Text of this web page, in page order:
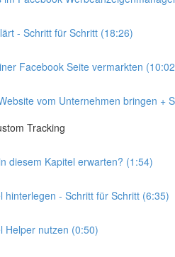
- Schritt für Schritt (18:26)
Facebook Seite vermarkten
vom Unternehmen bringen +
Tracking
diesem Kapitel erwarten? (1:54)
hinterlegen - Schritt für Schritt (6:35)
Helper nutzen (0:50)